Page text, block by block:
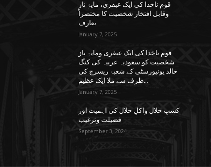
قوم ناخدا کی ایک عبقری، مایۂِ ناز
وقابل افتخار شخصیت کا مختصراً
تعارف
January 7, 2025
قوم ناخدا کی ایک عبقری ومایۂ ناز
شخصیت کو سعودیہ عربیہ کی کنگ
خالد یونیورسٹی کے شعبۂ ریسرچ کی
January 7, 2025
کسبِ حلال واکلِ حلال کی اہمیت اور
فضیلت وترغیب
September 3, 2024